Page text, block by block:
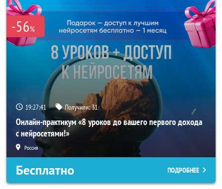
-56%
19:27:38 Получили:31
Онлайн-практикум «8 уроков до вашего первого дохода
с нейросетями!»
Россия
Бесплатно ПОДРОБНЕЕ